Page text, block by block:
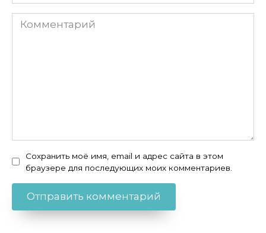
Комментарий
Сохранить моё имя, email и адрес сайта в этом
браузере для последующих моих комментариев.